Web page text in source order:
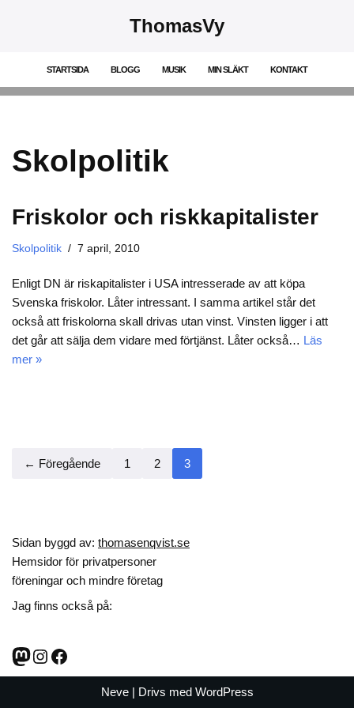
ThomasVy
STARTSIDA BLOGG MUSIK MIN SLÄKT KONTAKT
Skolpolitik
Friskolor och riskkapitalister
Skolpolitik 7 april, 2010
Enligt DN är riskapitalister i USA intresserade av att köpa
Svenska friskolor. Låter intressant. I samma artikel står det
också att friskolorna skall drivas utan vinst. Vinsten ligger i att
det går att sälja dem vidare med förtjänst. Låter också… Läs
mer »
← Föregående 1 2 3
Sidan byggd av: thomasenqvist.se
Hemsidor för privatpersoner
föreningar och mindre företag
Jag finns också på:
Neve| Drivs med WordPress